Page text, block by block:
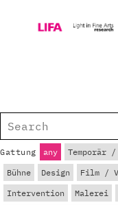
Gattung any Temporär /
Bühne
Design Film /
Intervention
Malerei